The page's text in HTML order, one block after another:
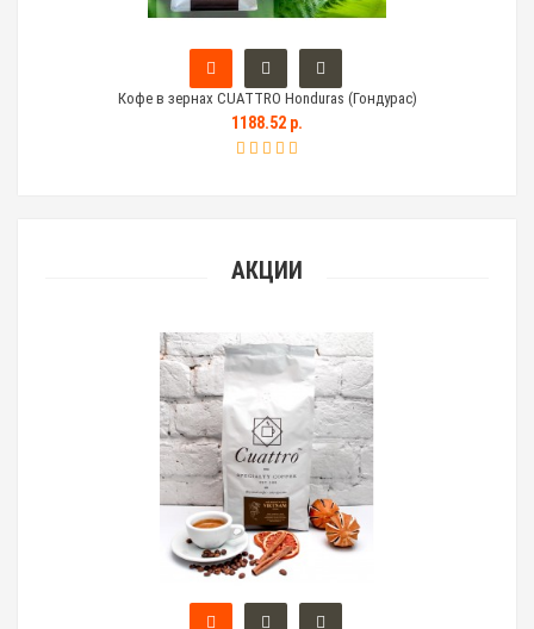
Кофе в зернах CUATTRO Honduras (Гондурас)
1188.52 р.
АКЦИИ